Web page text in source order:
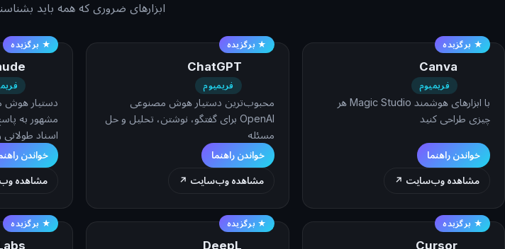
ابزارهای ضروری که همه باید
★ برگزیده
Canva
فریمیوم
با ابزارهای هوشمند Magic Studio هر
چیزی طراحی کنید
خواندن راهنما
مشاهده وب‌سایت ↗
★ برگزیده
ChatGPT
فریمیوم
محبوب‌ترین دستیار هوش مصنوعی
OpenAI برای گفتگو، نوشتن، تحلیل و حل
مسئله
خواندن راهنما
مشاهده وب‌سایت ↗
★ برگزیده
مشهور به
اسناد طولانی
خواندن
مشاهده
★ برگزیده
Cursor
★ برگزیده
DeepL
★ برگزیده